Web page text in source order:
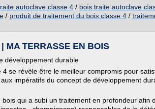
autoclave classe 4 / bois traite autoclave
/ produit de traitement du bois classe 4 /
MA TERRASSE EN BOIS
développement durable
4 se révèle être le meilleur compromis pour
impératifs du concept de développement
bois qui a subi un traitement en profondeur afin